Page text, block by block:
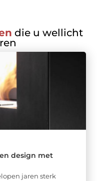
die u wellicht
design met
jaren sterk